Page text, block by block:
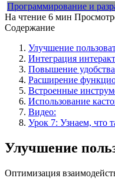
Программирование и
На чтение 6 мин
Содержание
Улучшение
Интеграция
Повышение
Расширение
Встроенные
Использование
Видео:
Урок 7: Узнаем, что
Улучшение
Оптимизация